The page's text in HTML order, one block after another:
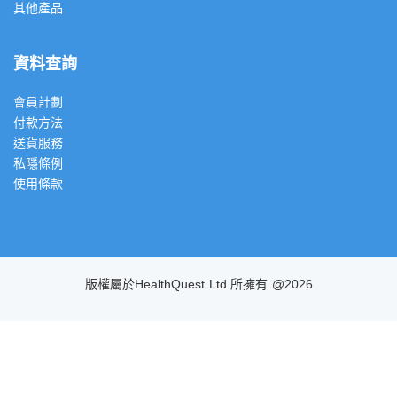
其他產品
資料查詢
會員計劃
付款方法
送貨服務
私隱條例
使用條款
版權屬於HealthQuest Ltd.所擁有 @2026